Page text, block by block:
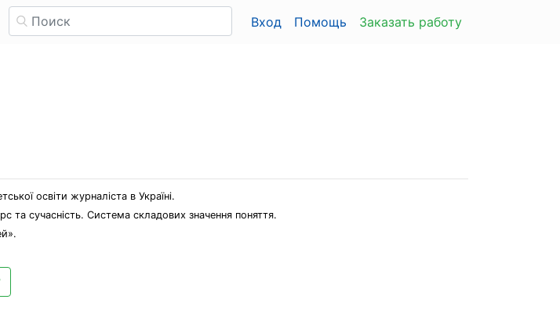
Вход Помощь Заказать работу
освіти журналіста в Україні.
та сучасність. Система складових значення поняття.